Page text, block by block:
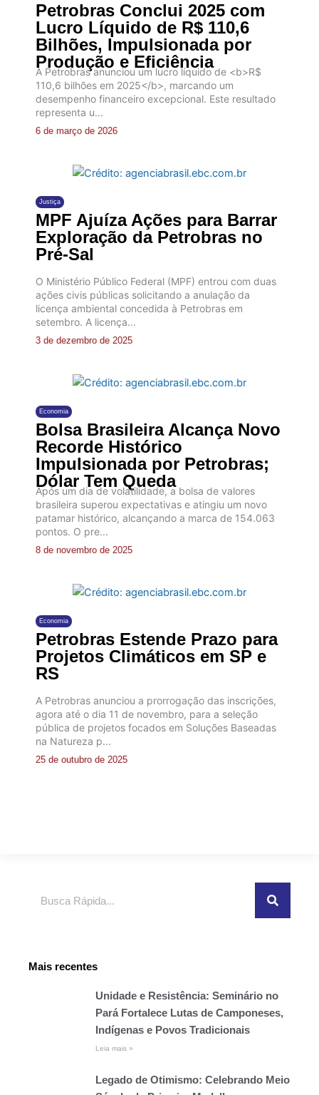
Petrobras Conclui 2025 com
Lucro Líquido de R$ 110,6
Bilhões, Impulsionada por
Produção e Eficiência
A Petrobras anunciou um lucro líquido de <b>R$
110,6 bilhões em 2025</b>, marcando um
desempenho financeiro excepcional. Este resultado
representa u...
6 de março de 2026
Justiça
MPF Ajuíza Ações para Barrar
Exploração da Petrobras no
Pré-Sal
O Ministério Público Federal (MPF) entrou com duas
ações civis públicas solicitando a anulação da
licença ambiental concedida à Petrobras em
setembro. A licença...
3 de dezembro de 2025
Economia
Bolsa Brasileira Alcança Novo
Recorde Histórico
Impulsionada por Petrobras;
Dólar Tem Queda
Após um dia de volatilidade, a bolsa de valores
brasileira superou expectativas e atingiu um novo
patamar histórico, alcançando a marca de 154.063
pontos. O pre...
8 de novembro de 2025
Economia
Petrobras Estende Prazo para
Projetos Climáticos em SP e
RS
A Petrobras anunciou a prorrogação das inscrições,
agora até o dia 11 de novembro, para a seleção
pública de projetos focados em Soluções Baseadas
na Natureza p...
25 de outubro de 2025
Mais recentes
Unidade e Resistência: Seminário no
Pará Fortalece Lutas de Camponeses,
Indígenas e Povos Tradicionais
Leia mais »
Legado de Otimismo: Celebrando Meio